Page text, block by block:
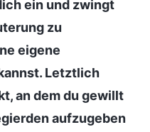
ein und zwingt
zu
eigene
Letztlich
an dem du gewillt
aufzugeben